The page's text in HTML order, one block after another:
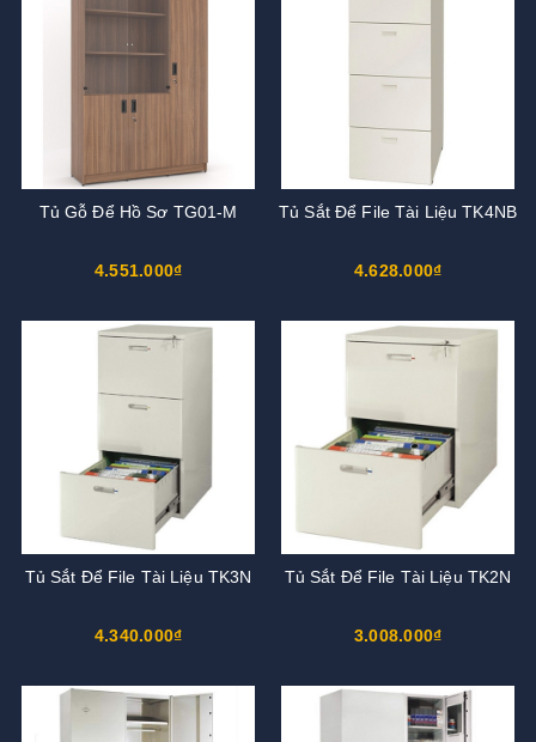
Tủ Gỗ Để Hồ Sơ TG01-M
4.551.000₫
Tủ Sắt Để File Tài Liệu TK4NB
4.628.000₫
Tủ Sắt Để File Tài Liệu TK3N
4.340.000₫
Tủ Sắt Để File Tài Liệu TK2N
3.008.000₫